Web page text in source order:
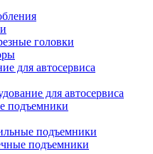
головки
для автосервиса
для автосервиса
подъемники
подъемники
подъемники